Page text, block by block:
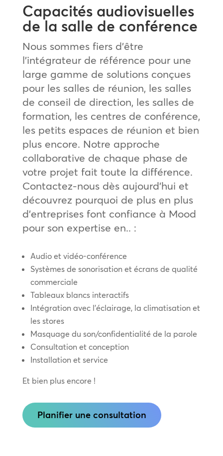
Capacités audiovisuelles
de la salle de conférence
Nous sommes fiers d’être
l’intégrateur de référence pour une
large gamme de solutions conçues
pour les salles de réunion, les salles
de conseil de direction, les salles de
formation, les centres de conférence,
les petits espaces de réunion et bien
plus encore. Notre approche
collaborative de chaque phase de
votre projet fait toute la différence.
Contactez-nous dès aujourd’hui et
découvrez pourquoi de plus en plus
d’entreprises font confiance à Mood
pour son expertise en.. :
Audio et vidéo-conférence
Systèmes de sonorisation et écrans de qualité
commerciale
Tableaux blancs interactifs
Intégration avec l’éclairage, la climatisation et
les stores
Masquage du son/confidentialité de la parole
Consultation et conception
Installation et service
Et bien plus encore !
Planifier une consultation